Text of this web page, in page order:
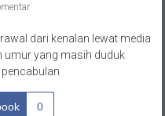
dari kenalan lewat media
umur yang masih duduk
0